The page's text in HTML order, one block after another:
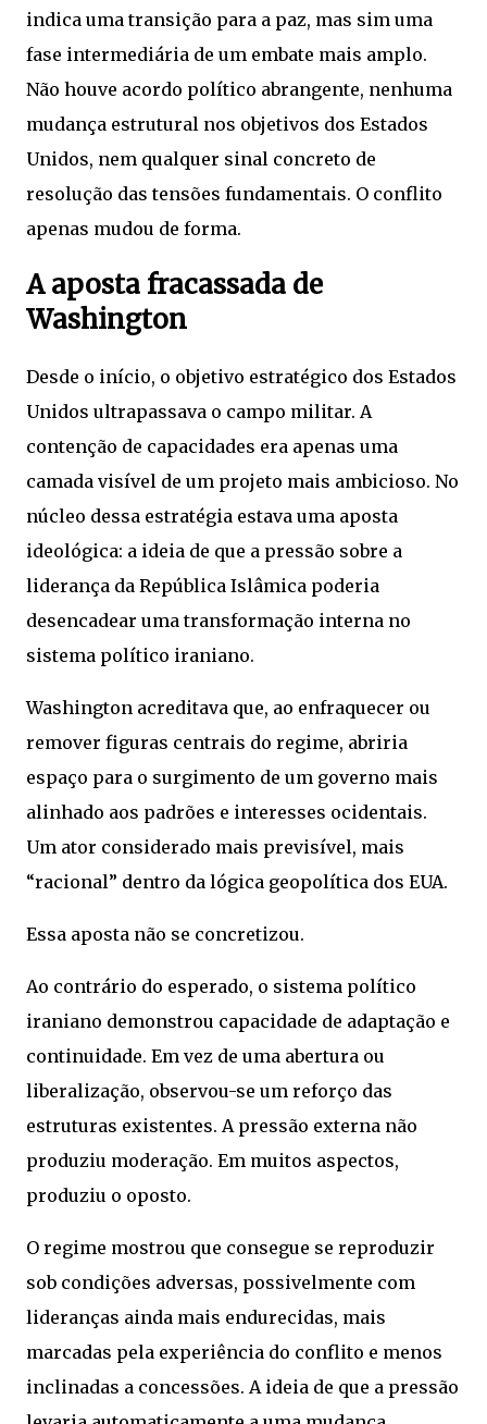
indica uma transição para a paz, mas sim uma
fase intermediária de um embate mais amplo.
Não houve acordo político abrangente, nenhuma
mudança estrutural nos objetivos dos Estados
Unidos, nem qualquer sinal concreto de
resolução das tensões fundamentais. O conflito
apenas mudou de forma.
A aposta fracassada de
Washington
Desde o início, o objetivo estratégico dos Estados
Unidos ultrapassava o campo militar. A
contenção de capacidades era apenas uma
camada visível de um projeto mais ambicioso. No
núcleo dessa estratégia estava uma aposta
ideológica: a ideia de que a pressão sobre a
liderança da República Islâmica poderia
desencadear uma transformação interna no
sistema político iraniano.
Washington acreditava que, ao enfraquecer ou
remover figuras centrais do regime, abriria
espaço para o surgimento de um governo mais
alinhado aos padrões e interesses ocidentais.
Um ator considerado mais previsível, mais
“racional” dentro da lógica geopolítica dos EUA.
Essa aposta não se concretizou.
Ao contrário do esperado, o sistema político
iraniano demonstrou capacidade de adaptação e
continuidade. Em vez de uma abertura ou
liberalização, observou-se um reforço das
estruturas existentes. A pressão externa não
produziu moderação. Em muitos aspectos,
produziu o oposto.
O regime mostrou que consegue se reproduzir
sob condições adversas, possivelmente com
lideranças ainda mais endurecidas, mais
marcadas pela experiência do conflito e menos
inclinadas a concessões. A ideia de que a pressão